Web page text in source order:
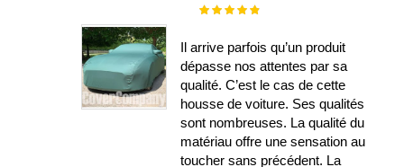
Évaluation :
Il arrive parfois qu’un produit
dépasse nos attentes par sa
qualité. C’est le cas de cette
housse de voiture. Ses qualités
sont nombreuses. La qualité du
matériau offre une sensation au
toucher sans précédent. La